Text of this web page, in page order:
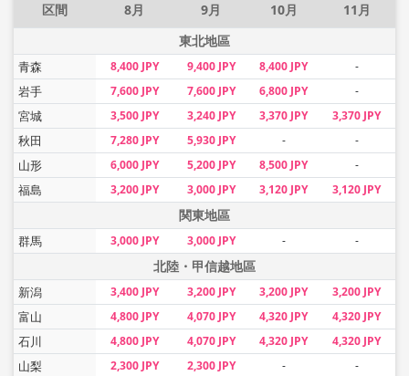
区間 8月 9月 10月
11月
東北地區
青森 8,400 JPY 9,400 JPY 8,400 JPY -
岩手 7,600 JPY 7,600 JPY 6,800 JPY -
宮城 3,500 JPY 3,240 JPY 3,370 JPY 3,370 JPY
秋田 7,280 JPY 5,930 JPY - -
山形 6,000 JPY 5,200 JPY 8,500 JPY -
福島 3,200 JPY 3,000 JPY 3,120 JPY 3,120 JPY
関東地區
群馬 3,000 JPY 3,000 JPY - -
北陸・甲信越地區
新潟 3,400 JPY 3,200 JPY 3,200 JPY 3,200 JPY
富山 4,800 JPY 4,070 JPY 4,320 JPY 4,320 JPY
石川 4,800 JPY 4,070 JPY 4,320 JPY 4,320 JPY
山梨 2,300 JPY 2,300 JPY - -